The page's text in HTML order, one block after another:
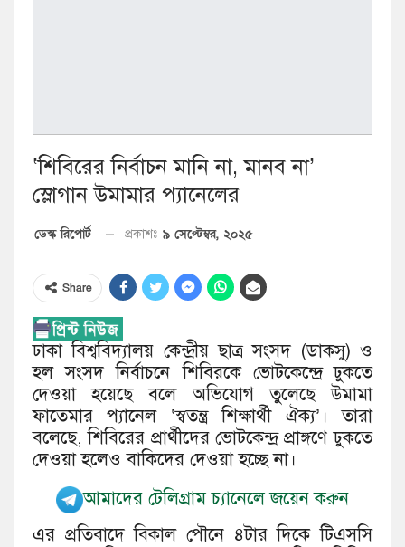
‘শিবিরের নির্বাচন মানি না, মানব না’
স্লোগান উমামার প্যানেলের
ডেস্ক রিপোর্ট প্রকাশঃ ৯ সেপ্টেম্বর, ২০২৫
Share
ঢাকা বিশ্ববিদ্যালয় কেন্দ্রীয় ছাত্র সংসদ (ডাকসু) ও
হল সংসদ নির্বাচনে শিবিরকে ভোটকেন্দ্রে ঢুকতে
দেওয়া হয়েছে বলে অভিযোগ তুলেছে উমামা
ফাতেমার প্যানেল ‘স্বতন্ত্র শিক্ষার্থী ঐক্য’। তারা
বলেছে, শিবিরের প্রার্থীদের ভোটকেন্দ্র প্রাঙ্গণে ঢুকতে
দেওয়া হলেও বাকিদের দেওয়া হচ্ছে না।
আমাদের টেলিগ্রাম চ্যানেলে জয়েন করুন
এর প্রতিবাদে বিকাল পৌনে ৪টার দিকে টিএসসি